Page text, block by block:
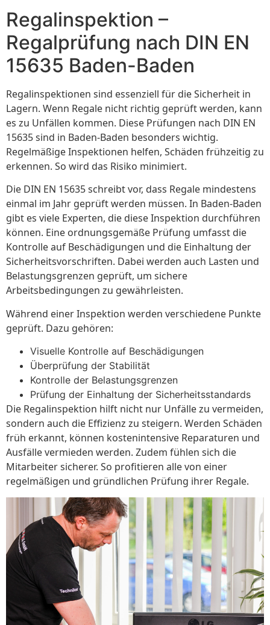
Regalinspektion –
Regalprüfung nach DIN EN
15635 Baden-Baden
Regalinspektionen sind essenziell für die Sicherheit in
Lagern. Wenn Regale nicht richtig geprüft werden, kann
es zu Unfällen kommen. Diese Prüfungen nach DIN EN
15635 sind in Baden-Baden besonders wichtig.
Regelmäßige Inspektionen helfen, Schäden frühzeitig zu
erkennen. So wird das Risiko minimiert.
Die DIN EN 15635 schreibt vor, dass Regale mindestens
einmal im Jahr geprüft werden müssen. In Baden-Baden
gibt es viele Experten, die diese Inspektion durchführen
können. Eine ordnungsgemäße Prüfung umfasst die
Kontrolle auf Beschädigungen und die Einhaltung der
Sicherheitsvorschriften. Dabei werden auch Lasten und
Belastungsgrenzen geprüft, um sichere
Arbeitsbedingungen zu gewährleisten.
Während einer Inspektion werden verschiedene Punkte
geprüft. Dazu gehören:
Visuelle Kontrolle auf Beschädigungen
Überprüfung der Stabilität
Kontrolle der Belastungsgrenzen
Prüfung der Einhaltung der Sicherheitsstandards
Die Regalinspektion hilft nicht nur Unfälle zu vermeiden,
sondern auch die Effizienz zu steigern. Werden Schäden
früh erkannt, können kostenintensive Reparaturen und
Ausfälle vermieden werden. Zudem fühlen sich die
Mitarbeiter sicherer. So profitieren alle von einer
regelmäßigen und gründlichen Prüfung ihrer Regale.